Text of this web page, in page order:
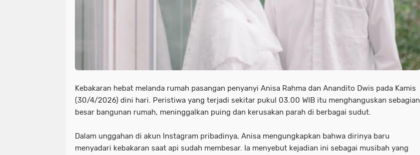
Kebakaran hebat melanda rumah pasangan penyanyi Anisa Rahma dan Anandito Dwis pada Kamis
(30/4/2026) dini hari. Peristiwa yang terjadi sekitar pukul 03.00 WIB itu menghanguskan sebagian
besar bangunan rumah, meninggalkan puing dan kerusakan parah di berbagai sudut.
Dalam unggahan di akun Instagram pribadinya, Anisa mengungkapkan bahwa dirinya baru
menyadari kebakaran saat api sudah membesar. Ia menyebut kejadian ini sebagai musibah yang